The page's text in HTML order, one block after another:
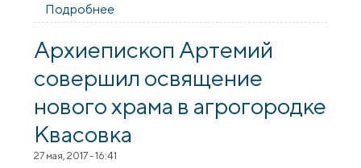
Подробнее
торжества по случаю 610-летия храма
Архангела Михаила в деревне
Сынковичи
Архиепископ Артемий
совершил освящение
нового храма в агрогородке
Квасовка
27 мая, 2017 - 16:41